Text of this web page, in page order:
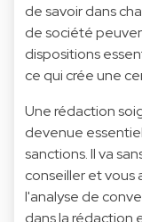
de savoir dans
de société
dispositions
ce qui crée une
Une rédaction
devenue
sanctions. Il va
conseiller et vous
l'analyse de
dans la rédaction